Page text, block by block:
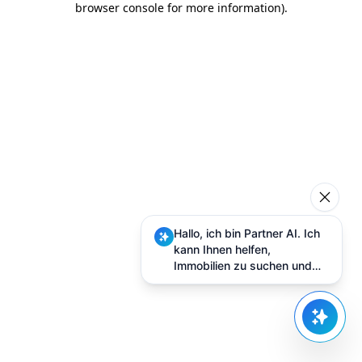
browser console for more information).
Hallo, ich bin Partner AI. Ich
kann Ihnen helfen,
Immobilien zu suchen und
Besuche zu planen.